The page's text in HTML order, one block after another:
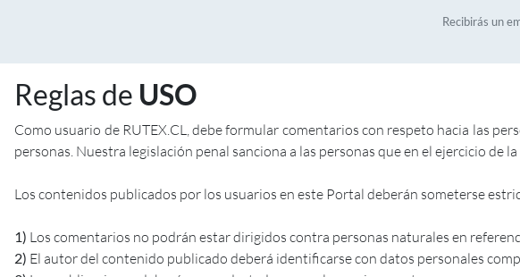
Recibirás un
Reglas de USO
Como usuario de RUTEX.CL, debe formular comentarios con respeto hacia las
personas. Nuestra legislación penal sanciona a las personas que en el ejercicio
Los contenidos publicados por los usuarios en este Portal deberán someterse
1) Los comentarios no podrán estar dirigidos contra personas naturales en
2) El autor del contenido publicado deberá identificarse con datos personales